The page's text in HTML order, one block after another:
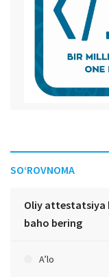
SO‘ROVNOMA
Oliy attestatsiya
baho bering
A’lo